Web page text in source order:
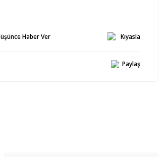
Haber Ver Kıyasla
Paylaş